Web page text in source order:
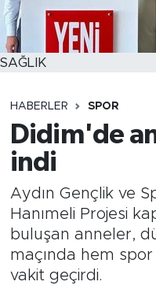
SAĞLIK
HABERLER SPOR
Didim'de
indi
Aydın Gençlik ve
Hanımeli Projesi
buluşan anneler,
maçında hem
vakit geçirdi.